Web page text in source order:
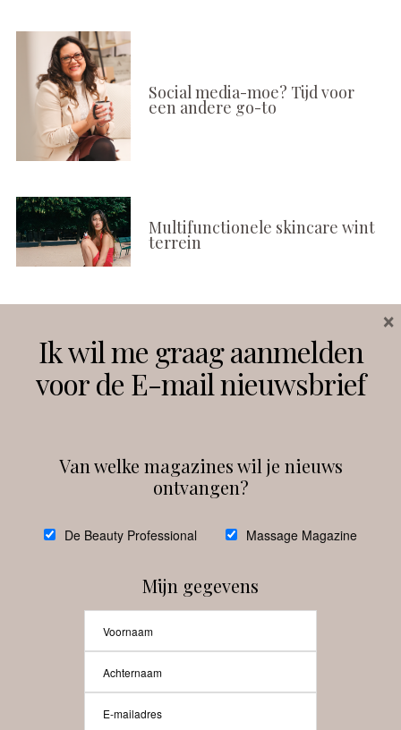
Social media-moe? Tijd voor
een andere go-to
Multifunctionele skincare wint
terrein
Instagram Facebook
debeautyprofessional
Ik wil me graag aanmelden
voor de E-mail nieuwsbrief
Van welke magazines wil je nieuws
ontvangen?
De Beauty Professional Massage Magazine
Mijn gegevens
×